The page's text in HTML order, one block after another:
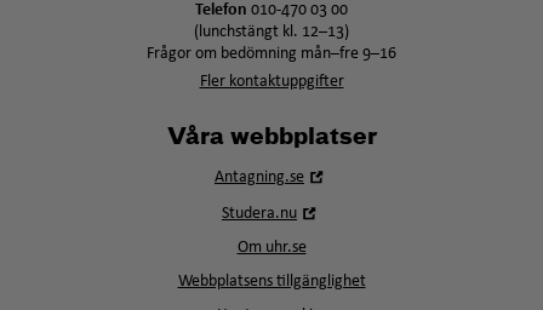
Telefon 010-470 03 00
(lunchstängt kl. 12–13)
Frågor om bedömning mån–fre 9–16
Fler kontaktuppgifter
Våra webbplatser
Antagning.se
Studera.nu
fönster
Om uhr.se
Webbplatsens tillgänglighet